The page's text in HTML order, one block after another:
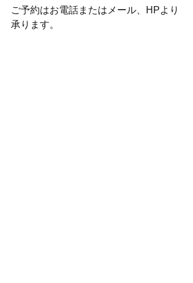
ご予約はお電話またはメール、HPより
承ります。